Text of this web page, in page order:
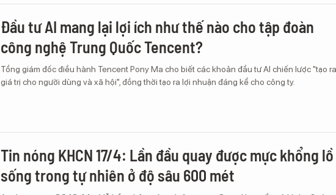
Đầu tư AI mang lại lợi ích như thế nào cho tập đoàn
công nghệ Trung Quốc Tencent?
Tổng giám đốc điều hành Tencent Pony Ma cho biết các khoản đầu tư AI chiến lược "tạo ra
giá trị cho người dùng và xã hội", đồng thời tạo ra lợi nhuận đáng kể cho công ty.
Tin nóng KHCN 17/4: Lần đầu quay được mực khổng lồ
sống trong tự nhiên ở độ sâu 600 mét